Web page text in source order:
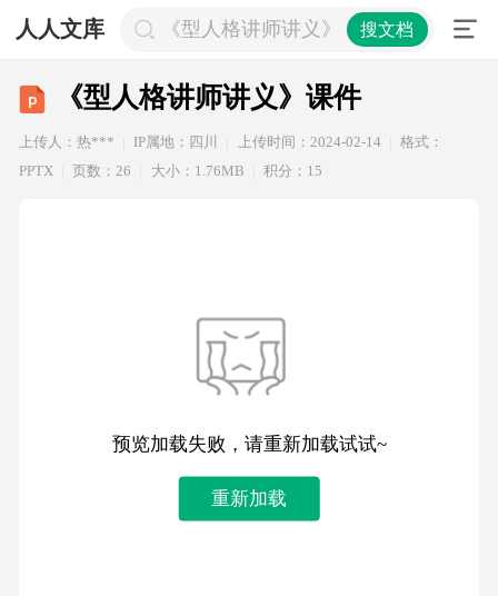
人人文库 《型人格讲师讲义》课件搜文档
《型人格讲师讲义》课件
上传人：热*** IP属地：四川 上传时间：2024-02-14
格式：
PPTX
页数：26 大小：1.76MB 积分：15
预览加载失败，请重新加载试试~
重新加载